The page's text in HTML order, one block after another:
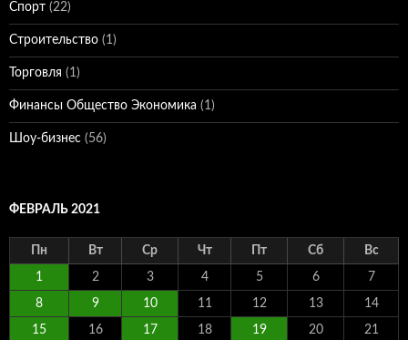
Спорт (22)
Строительство (1)
Торговля (1)
Финансы Общество Экономика (1)
Шоу-бизнес (56)
ФЕВРАЛЬ 2021
Пн Вт Ср Чт Пт Сб Вс
1 2 3 4 5 6 7
8 9 10 11 12 13 14
15 16 17 18 19 20 21